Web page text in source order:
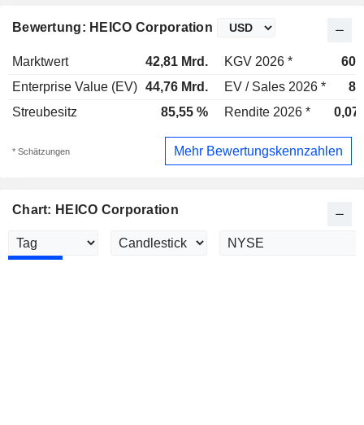
Bewertung: HEICO Corporation
Marktwert 42,81 Mrd. KGV 2026 *
Enterprise Value (EV) 44,76 Mrd. EV / Sales 2026 *
Streubesitz
85,55 % Rendite 2026 * 0,07
* Schätzungen Mehr Bewertungskennzahlen
Chart: HEICO Corporation